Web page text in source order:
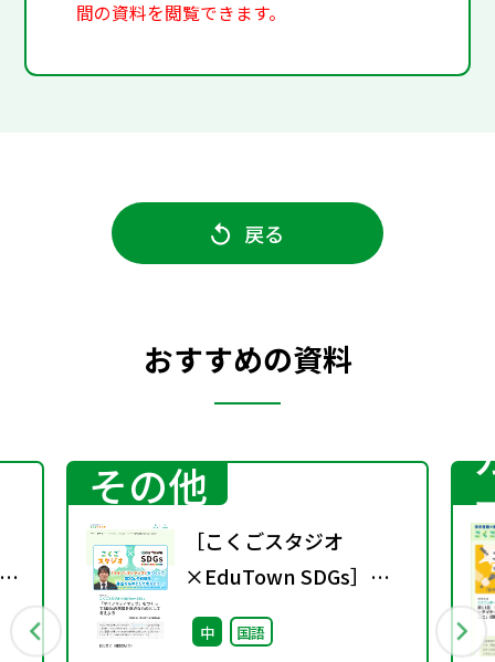
間の資料を閲覧できます。
戻る
おすすめの資料
その他
［こくごスタジオ
×EduTown SDGs］
「マイノリティマップ」
をつくってSDGsの目標
中 国語